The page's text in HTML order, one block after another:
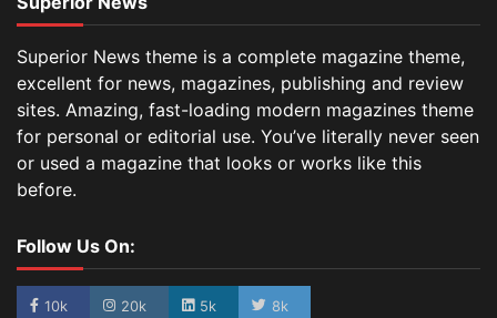
Superior News theme is a complete magazine theme,
excellent for news, magazines, publishing and review
sites. Amazing, fast-loading modern magazines theme
for personal or editorial use. You’ve literally never seen
or used a magazine that looks or works like this
before.
Follow Us On:
10k 20k 5k 8k